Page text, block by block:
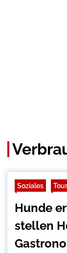
Soziales
Hunde
stellen